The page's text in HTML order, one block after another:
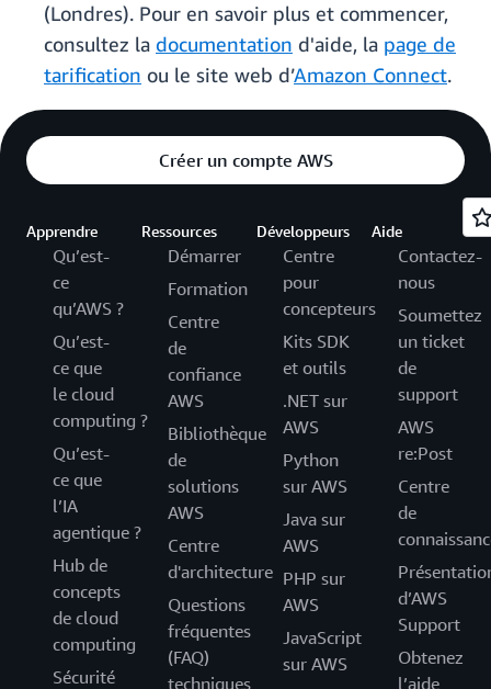
(Londres). Pour en savoir plus et commencer,
consultez la documentation d'aide, la page de
tarification ou le site web d’Amazon Connect.
Créer un compte AWS
Apprendre
Qu’est-
ce
qu’AWS ?
Qu’est-
ce que
le cloud
computing ?
Qu’est-
ce que
l’IA
agentique ?
Hub de
concepts
de cloud
computing
Sécurité
Ressources
Démarrer
Formation
Centre
de
confiance
AWS
Bibliothèque
de
solutions
AWS
Centre
d'architecture
Questions
fréquentes
(FAQ)
techniques
Développeurs
Centre
pour
concepteurs
Kits SDK
et outils
.NET sur
AWS
Python
sur AWS
Java sur
AWS
PHP sur
AWS
JavaScript
sur AWS
Aide
Contactez-
nous
Soumettez
un ticket
de
support
AWS
re:Post
Centre
de
d’AWS
Support
Obtenez
l’aide